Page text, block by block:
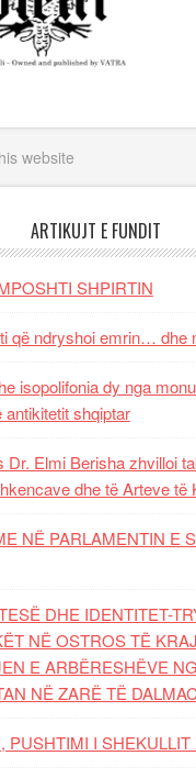
ARTIKUJT E FUNDIT
SHPIRTIN
që ndryshoi emrin… dhe
isopolifonia dy nga
antikitetit shqiptar
Dr. Elmi Berisha zhvilloi
dhe të Arteve të
NË PARLAMENTIN E
DHE IDENTITET-
NË OSTROS TË
E ARBËRESHËVE
NË ZARË TË
PUSHTIMI I SHEKULLIT